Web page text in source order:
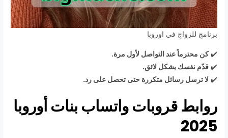
برنامج للزواج في اوروبا
✔️كن محترماً عند التواصل لأول مرة.
✔️قدّم نفسك بشكل لائق.
✔️ لا ترسل رسائل متكررة حتى تحصل على رد.
روابط قروبات واتساب بنات أوروبا
2025